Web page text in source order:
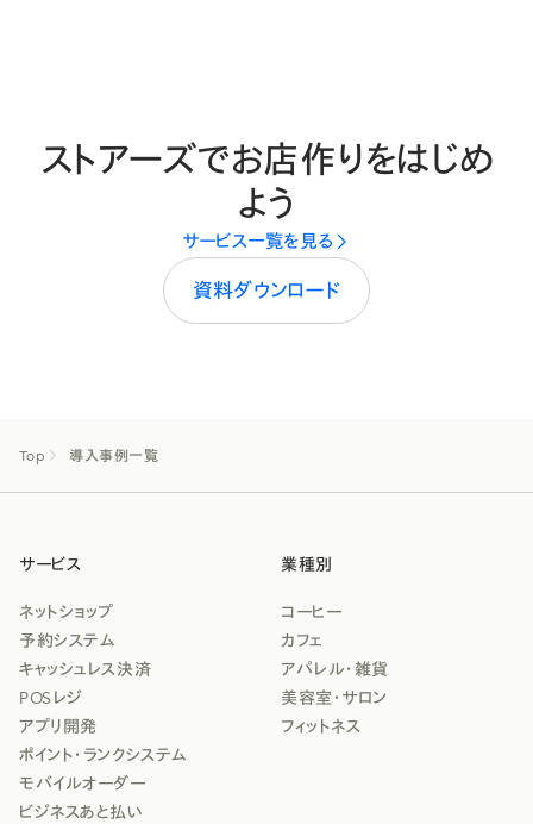
ストアーズでお店作りをはじめ
よう
サービス一覧を見る
資料ダウンロード
Top 導入事例一覧
サービス
ネットショップ
予約システム
キャッシュレス決済
POSレジ
アプリ開発
ポイント・ランクシステム
モバイルオーダー
ビジネスあと払い
業種別
コーヒー
カフェ
アパレル・雑貨
美容室・サロン
フィットネス